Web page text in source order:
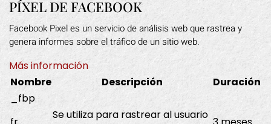
PÍXEL DE FACEBOOK
Facebook Pixel es un servicio de análisis web que rastrea y
genera informes sobre el tráfico de un sitio web.
Más información
Nombre
Descripción
Duración
_fbp
Se utiliza para rastrear al usuario